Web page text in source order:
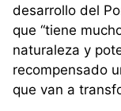
desarrollo del
que “tiene
naturaleza y
recompensado
que van a